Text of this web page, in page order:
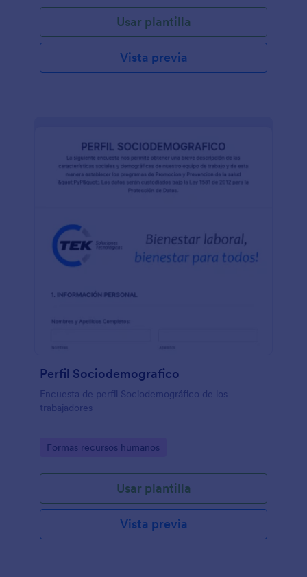
Usar plantilla
Vista previa
Perfil Sociodemografico
Encuesta de perfil Sociodemográfico de los
trabajadores
Go to Category:
Formas recursos humanos
Usar plantilla
Vista previa